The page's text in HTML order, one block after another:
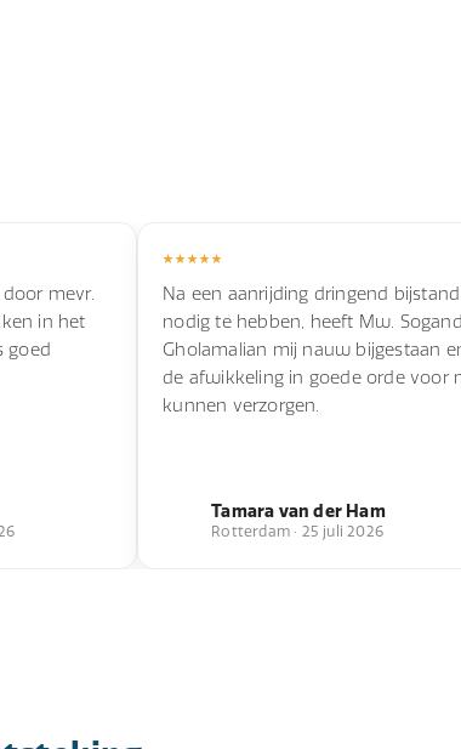
mevr.
in het
goed
Na een aanrijding dringend bijstand
nodig te hebben, heeft Mw. Sogand
Gholamalian mij nauw bijgestaan
de afwikkeling in goede orde voor
kunnen verzorgen.
Tamara van der Ham
Rotterdam · 25 juli 2026